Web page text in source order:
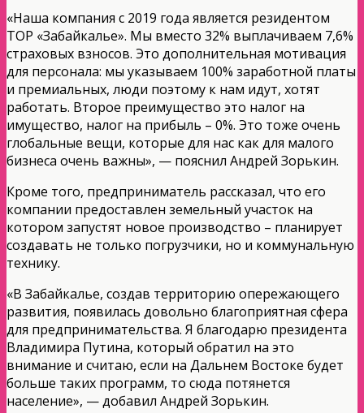
«Наша компания с 2019 года является резидентом
ТОР «Забайкалье». Мы вместо 32% выплачиваем 7,6%
страховых взносов. Это дополнительная мотивация
для персонала: мы указываем 100% заработной платы
и премиальных, люди поэтому к нам идут, хотят
работать. Второе преимущество это налог на
имущество, налог на прибыль – 0%. Это тоже очень
глобальные вещи, которые для нас как для малого
бизнеса очень важны», — пояснил Андрей Зорькин.
Кроме того, предприниматель рассказал, что его
компании предоставлен земельный участок на
котором запустят новое производство – планирует
создавать не только погрузчики, но и коммунальную
технику.
«В Забайкалье, создав территорию опережающего
развития, появилась довольно благоприятная сфера
для предпринимательства. Я благодарю президента
Владимира Путина, который обратил на это
внимание и считаю, если на Дальнем Востоке будет
больше таких программ, то сюда потянется
население», — добавил Андрей Зорькин.